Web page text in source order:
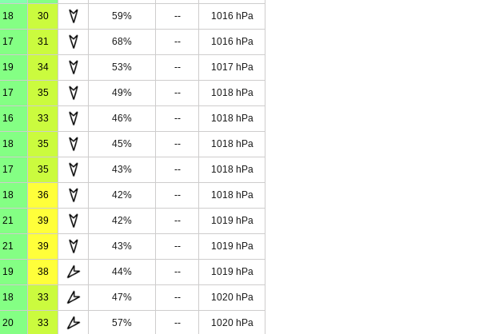
18 30 59% -- 1016 hPa
17 31 68% -- 1016 hPa
19 34 53% -- 1017 hPa
17 35 49% -- 1018 hPa
16 33 46% -- 1018 hPa
18 35 45% -- 1018 hPa
17 35 43% -- 1018 hPa
18 36 42% -- 1018 hPa
21 39 42% -- 1019 hPa
21 39 43% -- 1019 hPa
19 38 44% -- 1019 hPa
18 33 47% -- 1020 hPa
20 33 57% -- 1020 hPa